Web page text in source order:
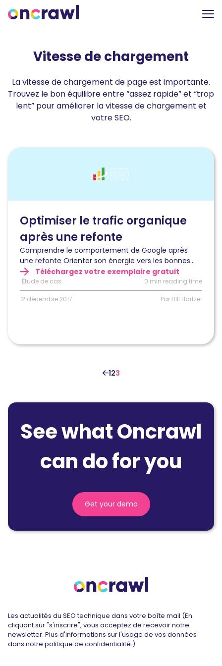
Vitesse de chargement
La vitesse de chargement de page est importante.
Trouvez le bon équilibre entre “assez rapide” et “trop
lent” pour améliorer la vitesse de chargement et
votre SEO.
Lire
après
une
refonte
utilisant
l’analyse
log
Optimiser le trafic organique
après une refonte
Comprendre le comportement de Google après
une refonte Orienter son énergie vers les bonnes...
Téléchargez votre exemplaire gratuit
Étude de cas 0 min reading time
12 décembre 2017 Par Bill Hartzer
123
See what Oncrawl
can do for you
Get your demo
Les actualités du SEO technique dans votre boîte mail (En
cliquant sur "s'inscrire", vous acceptez de recevoir notre
newsletter. Plus d'informations sur l'usage de vos données
dans notre politique de confidentialité.)